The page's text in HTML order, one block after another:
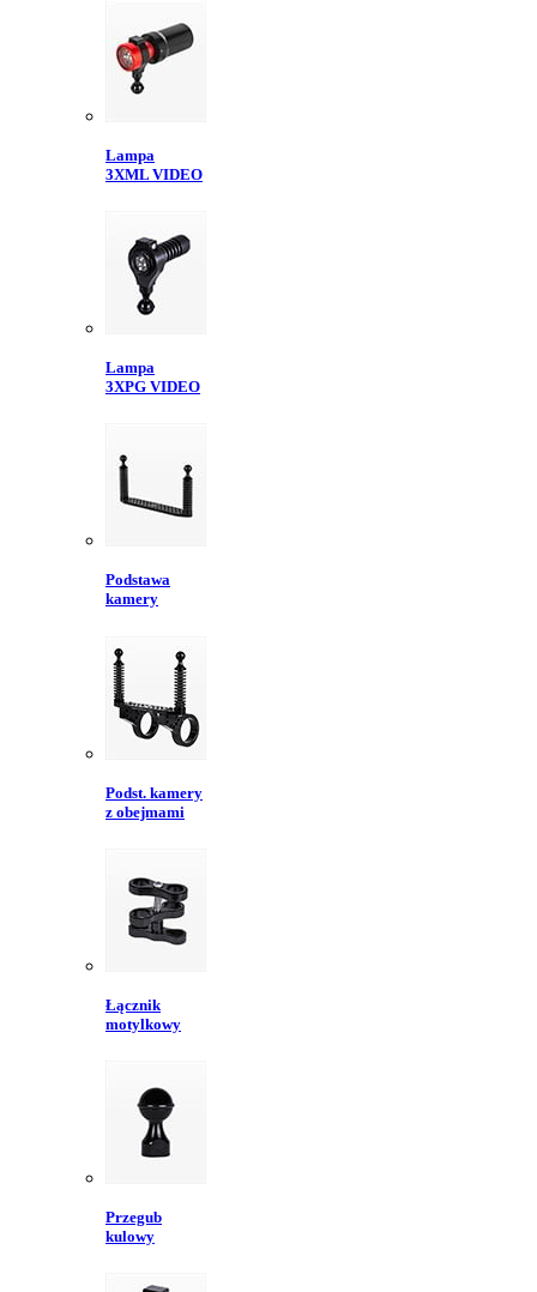
Lampa
3XML VIDEO
Lampa
3XPG VIDEO
Podstawa
kamery
Podst. kamery
z obejmami
Łącznik
motylkowy
Przegub
kulowy